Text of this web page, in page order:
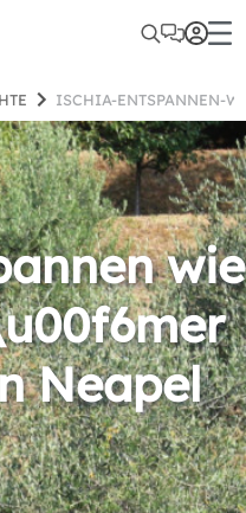
ISCHIA-ENTSPANNEN-
wie
Neapel